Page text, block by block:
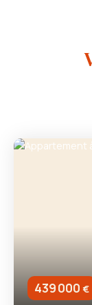
439 000 €